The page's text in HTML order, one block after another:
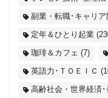
副業・転職･キャリア
定年＆ひとり起業
珈琲＆カフェ (7)
英語力･ＴＯＥＩＣ
高齢社会・世界経済･